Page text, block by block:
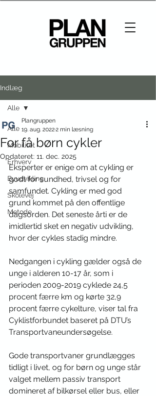
Indlæg
Alle
Mobilitet
Erhverv
Byudvikling
Skolevej
Metode
Alle
For få børn cykler
Plangruppen
19. aug. 20222 min læsning
Opdateret: 11. dec. 2025
Eksperter er enige om at cykling er
godt for sundhed, trivsel og for
samfundet. Cykling er med god
grund kommet på den offentlige
dagsorden. Det seneste årti er de
imidlertid sket en negativ udvikling,
hvor der cykles stadig mindre.
Nedgangen i cykling gælder også de
unge i alderen 10-17 år, som i
perioden 2009-2019 cyklede 24,5
procent færre km og kørte 32,9
procent færre cykelture, viser tal fra
Cyklistforbundet baseret på DTU’s
Transportvaneundersøgelse.
Gode transportvaner grundlægges
tidligt i livet, og for børn og unge står
valget mellem passiv transport
domineret af bilkørsel eller bus, eller